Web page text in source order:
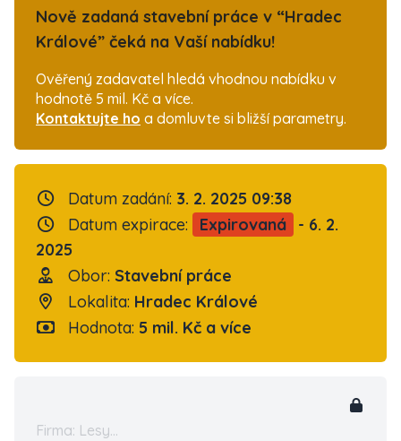
Nově zadaná stavební práce v “Hradec
Králové” čeká na Vaší nabídku!
Ověřený zadavatel hledá vhodnou nabídku v
hodnotě 5 mil. Kč a více.
Kontaktujte ho a domluvte si bližší parametry.
Datum zadání: 3. 2. 2025 09:38
Datum expirace:
Expirovaná
- 6. 2.
2025
Obor: Stavební práce
Lokalita: Hradec Králové
Hodnota: 5 mil. Kč a více
Firma: Lesy...